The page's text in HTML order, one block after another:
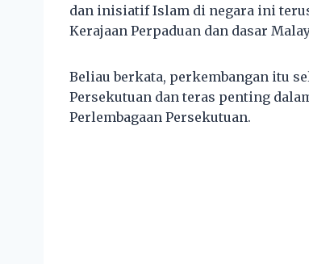
dan inisiatif Islam di negara ini
Kerajaan Perpaduan dan dasar
Beliau berkata, perkembangan itu
Persekutuan dan teras penting
Perlembagaan Persekutuan.